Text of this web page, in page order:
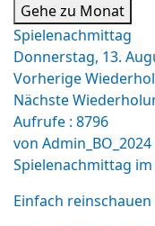
Gehe zu Monat
Spielenachmittag
Donnerstag, 13.
Vorherige
Nächste
Aufrufe : 8796
von Admin_BO_2024
Spielenachmittag
Einfach